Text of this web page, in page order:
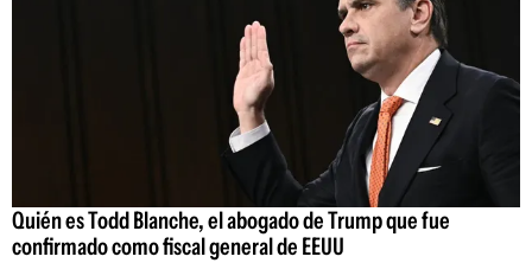
Quién es Todd Blanche, el abogado de Trump que fue
confirmado como fiscal general de EEUU